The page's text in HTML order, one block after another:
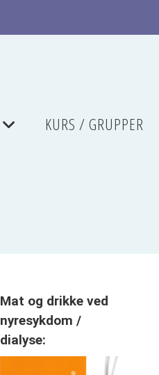
KURS / GRUPPER
Mat og drikke ved
nyresykdom /
dialyse: